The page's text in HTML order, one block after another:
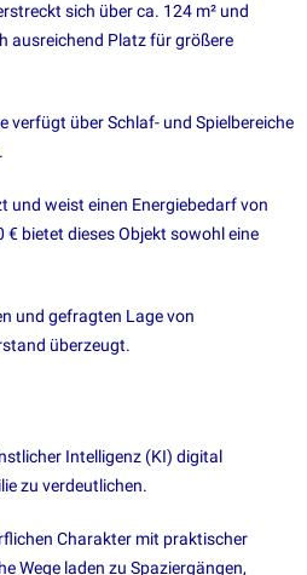
sich über ca. 124 m² und
ausreichend Platz für größere
verfügt über Schlaf- und Spielbereiche
und weist einen Energiebedarf von
bietet dieses Objekt sowohl eine
und gefragten Lage von
überzeugt.
Intelligenz (KI) digital
zu verdeutlichen.
Charakter mit praktischer
Wege laden zu Spaziergängen,